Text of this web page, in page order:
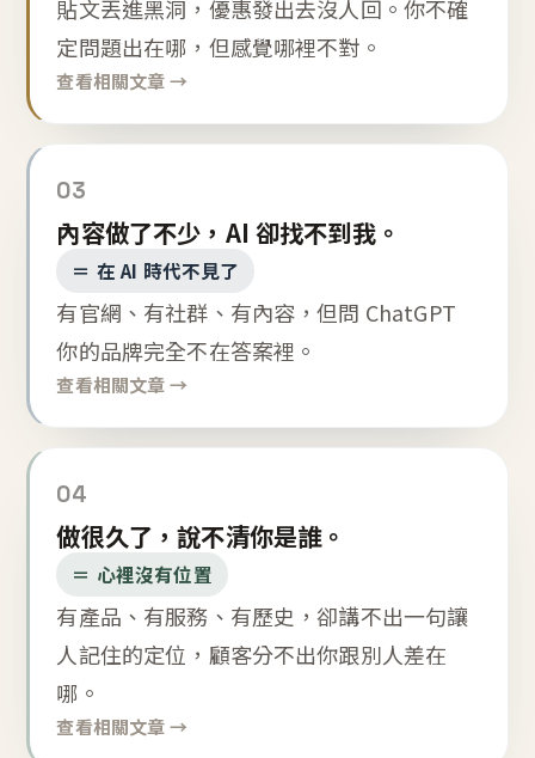
貼文丟進黑洞，優惠發出去沒人回。你不確
定問題出在哪，但感覺哪裡不對。
查看相關文章 →
03
內容做了不少，AI 卻找不到我。
＝ 在 AI 時代不見了
有官網、有社群、有內容，但問 ChatGPT
你的品牌完全不在答案裡。
查看相關文章 →
04
做很久了，說不清你是誰。
＝ 心裡沒有位置
有產品、有服務、有歷史，卻講不出一句讓
人記住的定位，顧客分不出你跟別人差在
哪。
查看相關文章 →